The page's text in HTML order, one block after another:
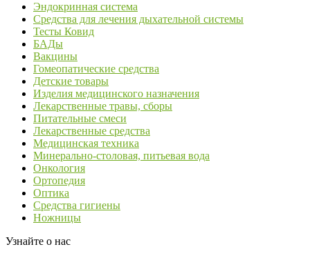
Эндокринная система
Средства для лечения дыхательной системы
Тесты Ковид
БАДы
Вакцины
Гомеопатические средства
Детские товары
Изделия медицинского назначения
Лекарственные травы, сборы
Питательные смеси
Лекарственные средства
Медицинская техника
Минерально-столовая, питьевая вода
Онкология
Ортопедия
Оптика
Средства гигиены
Ножницы
Узнайте о нас